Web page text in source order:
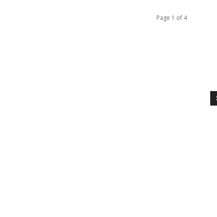
Page 1 of 4